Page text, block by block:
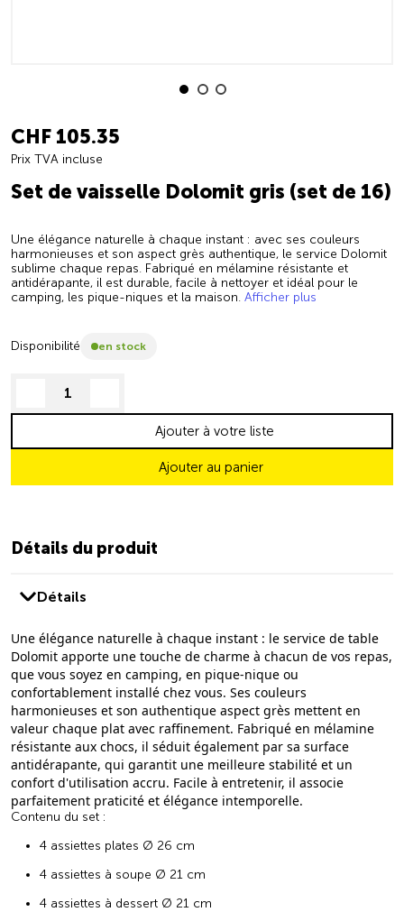
CHF 105.35
Prix TVA incluse
Set de vaisselle Dolomit gris (set de 16)
Une élégance naturelle à chaque instant : avec ses couleurs
harmonieuses et son aspect grès authentique, le service Dolomit
sublime chaque repas. Fabriqué en mélamine résistante et
antidérapante, il est durable, facile à nettoyer et idéal pour le
camping, les pique-niques et la maison. Afficher plus
Disponibilité en stock
decrease quantity
Ajouter au panier
Ajouter à votre liste
Détails du produit
Détails
Une élégance naturelle à chaque instant : le service de table
Dolomit apporte une touche de charme à chacun de vos repas,
que vous soyez en camping, en pique-nique ou
confortablement installé chez vous. Ses couleurs
harmonieuses et son authentique aspect grès mettent en
valeur chaque plat avec raffinement. Fabriqué en mélamine
résistante aux chocs, il séduit également par sa surface
antidérapante, qui garantit une meilleure stabilité et un
confort d'utilisation accru. Facile à entretenir, il associe
parfaitement praticité et élégance intemporelle.
Contenu du set :
4 assiettes plates Ø 26 cm
4 assiettes à soupe Ø 21 cm
4 assiettes à dessert Ø 21 cm